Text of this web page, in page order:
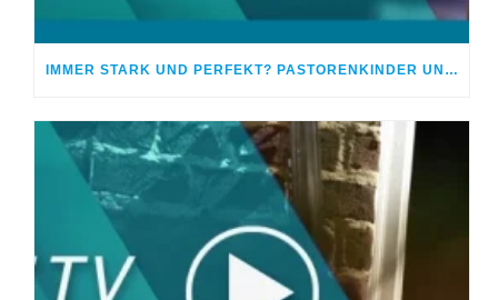
IMMER STARK UND PERFEKT? PASTORENKINDER UNTER DRUCK